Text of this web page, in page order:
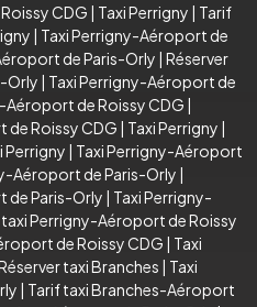
CDG | Taxi Perrigny | Tarif
| Taxi Perrigny-Aéroport de
de Paris-Orly | Réserver
Orly | Taxi Perrigny-Aéroport de
Aéroport de Roissy CDG |
de Roissy CDG | Taxi Perrigny |
Perrigny | Taxi Perrigny-Aéroport
Aéroport de Paris-Orly |
de Paris-Orly | Taxi Perrigny-
taxi Perrigny-Aéroport de Roissy
de Roissy CDG | Taxi
taxi Branches | Taxi
| Tarif taxi Branches-Aéroport